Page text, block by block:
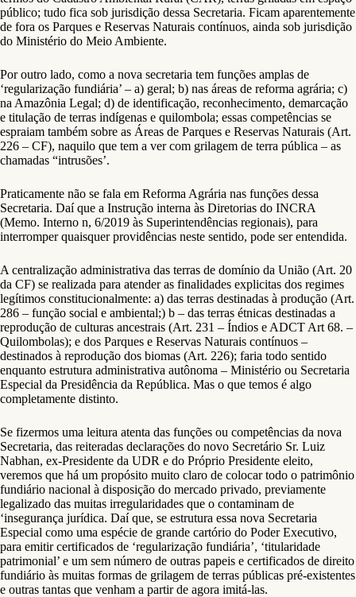
público; tudo fica sob jurisdição dessa Secretaria. Ficam aparentemente
de fora os Parques e Reservas Naturais contínuos, ainda sob jurisdição
do Ministério do Meio Ambiente.
Por outro lado, como a nova secretaria tem funções amplas de
‘regularização fundiária’ – a) geral; b) nas áreas de reforma agrária; c)
na Amazônia Legal; d) de identificação, reconhecimento, demarcação
e titulação de terras indígenas e quilombola; essas competências se
espraiam também sobre as Áreas de Parques e Reservas Naturais (Art.
226 – CF), naquilo que tem a ver com grilagem de terra pública – as
chamadas “intrusões’.
Praticamente não se fala em Reforma Agrária nas funções dessa
Secretaria. Daí que a Instrução interna às Diretorias do INCRA
(Memo. Interno n, 6/2019 às Superintendências regionais), para
interromper quaisquer providências neste sentido, pode ser entendida.
A centralização administrativa das terras de domínio da União (Art. 20
da CF) se realizada para atender as finalidades explicitas dos regimes
legítimos constitucionalmente: a) das terras destinadas à produção (Art.
286 – função social e ambiental;) b – das terras étnicas destinadas a
reprodução de culturas ancestrais (Art. 231 – Índios e ADCT Art 68. –
Quilombolas); e dos Parques e Reservas Naturais contínuos –
destinados à reprodução dos biomas (Art. 226); faria todo sentido
enquanto estrutura administrativa autônoma – Ministério ou Secretaria
Especial da Presidência da República. Mas o que temos é algo
completamente distinto.
Se fizermos uma leitura atenta das funções ou competências da nova
Secretaria, das reiteradas declarações do novo Secretário Sr. Luiz
Nabhan, ex-Presidente da UDR e do Próprio Presidente eleito,
veremos que há um propósito muito claro de colocar todo o patrimônio
fundiário nacional à disposição do mercado privado, previamente
legalizado das muitas irregularidades que o contaminam de
‘insegurança jurídica. Daí que, se estrutura essa nova Secretaria
Especial como uma espécie de grande cartório do Poder Executivo,
para emitir certificados de ‘regularização fundiária’, ‘titularidade
patrimonial’ e um sem número de outras papeis e certificados de direito
fundiário às muitas formas de grilagem de terras públicas pré-existentes
e outras tantas que venham a partir de agora imitá-las.